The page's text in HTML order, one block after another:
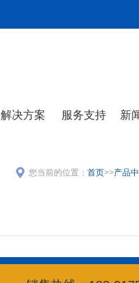
SOLOTION
解决方案 SUPPORT
服务支持 新
您当前的位置： 首页>>产品